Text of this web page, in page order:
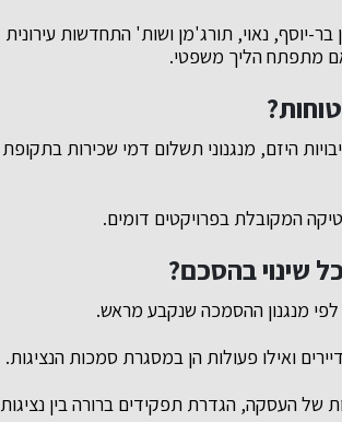
יוסף, נאוי, תורג'מן ושות' התחדשות עירונית
אם מתפתח הליך משפטי.
היזם, מנגנוני תשלום דמי שכירות בתקופת
המקובלת בפרויקטים דומים.
שינוי בהסכם?
מנגנון ההסמכה שנקבע מראש.
ואילו פעולות הן במסגרת סמכות הנציגות.
של העסקה, הגדרת תפקידים ברורה בין נציגות